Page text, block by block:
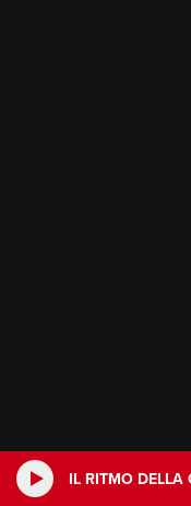
IL RITMO DELLA